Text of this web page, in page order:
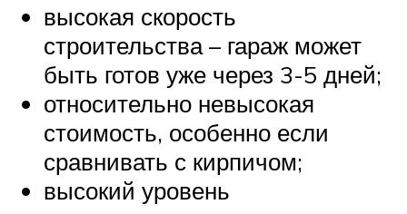
высокая скорость
строительства – гараж может
быть готов уже через 3-5 дней;
относительно невысокая
стоимость, особенно если
сравнивать с кирпичом;
высокий уровень